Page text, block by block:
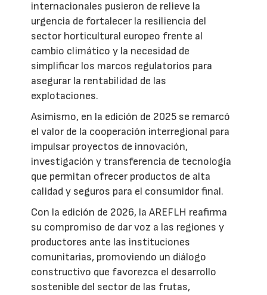
internacionales pusieron de relieve la
urgencia de fortalecer la resiliencia del
sector horticultural europeo frente al
cambio climático y la necesidad de
simplificar los marcos regulatorios para
asegurar la rentabilidad de las
explotaciones.
Asimismo, en la edición de 2025 se remarcó
el valor de la cooperación interregional para
impulsar proyectos de innovación,
investigación y transferencia de tecnología
que permitan ofrecer productos de alta
calidad y seguros para el consumidor final.
Con la edición de 2026, la AREFLH reafirma
su compromiso de dar voz a las regiones y
productores ante las instituciones
comunitarias, promoviendo un diálogo
constructivo que favorezca el desarrollo
sostenible del sector de las frutas,